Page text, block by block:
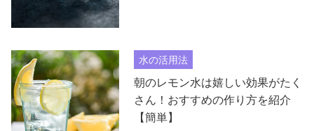
水の活用法
朝のレモン水は嬉しい効果がたく
さん！おすすめの作り方を紹介
【簡単】